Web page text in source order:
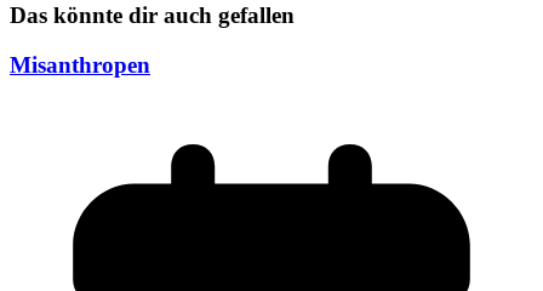
Das könnte dir auch gefallen
Misanthropen